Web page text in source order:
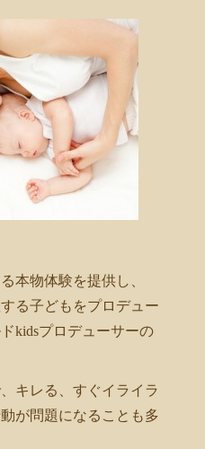
本物体験を提供し、
る子どもをプロデュー
kidsプロデューサーの
キレる、すぐイライラ
が問題になることも多